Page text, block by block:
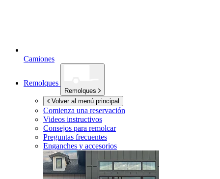
Camiones
Remolques
Remolques
Volver al menú principal
Comienza una reservación
Videos instructivos
Consejos para remolcar
Preguntas frecuentes
Enganches y accesorios